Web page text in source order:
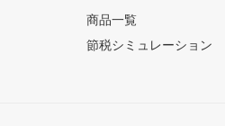
商品一覧
節税シミュレーション